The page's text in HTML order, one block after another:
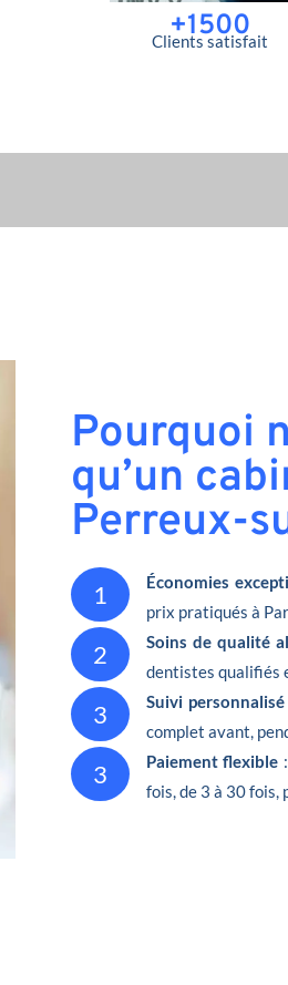
+1500
Clients satisfait
Pourquoi
qu’un
Perreux-
1 Économies
prix pratiqués à
2 Soins de qualité
dentistes qualifiés
3 Suivi personnalisé
complet avant,
3 Paiement flexible
fois, de 3 à 30 fois,